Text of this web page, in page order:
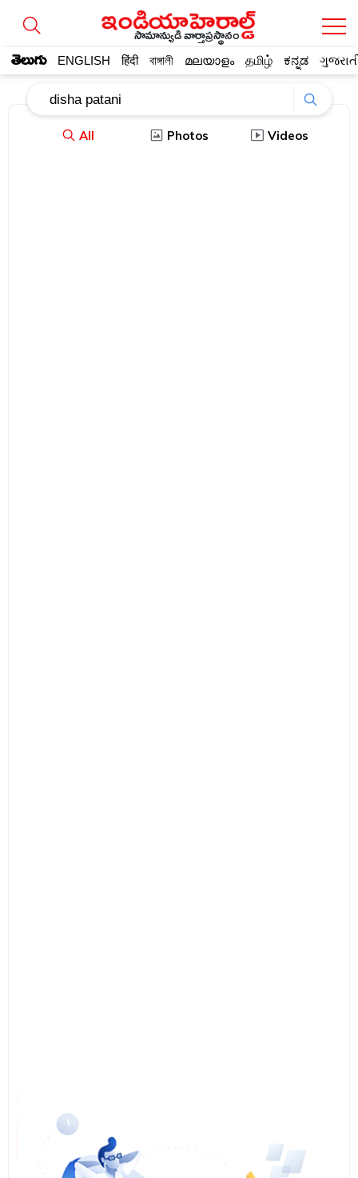
సామాన్యుడి వార్తాప్రస్థానం
తెలుగు ENGLISH हिंदी বাঙ্গালী മലയാളം தமிழ் ಕನ್ನಡ
All Photos Videos